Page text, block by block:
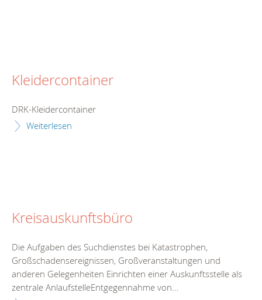
Kleidercontainer
DRK-Kleidercontainer
Weiterlesen
Kreisauskunftsbüro
Die Aufgaben des Suchdienstes bei Katastrophen,
Großschadensereignissen, Großveranstaltungen und
anderen Gelegenheiten Einrichten einer Auskunftsstelle als
zentrale AnlaufstelleEntgegennahme von...